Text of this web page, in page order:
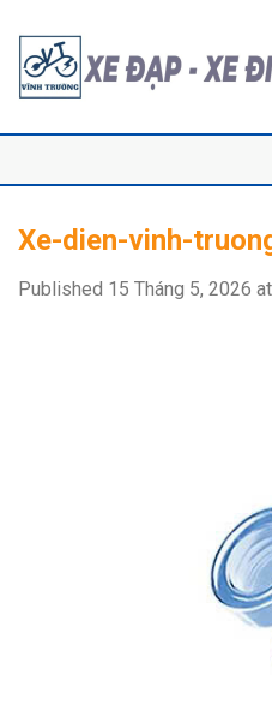
content
Xe-dien-vinh-
Published 15 Tháng 5, 2026 at